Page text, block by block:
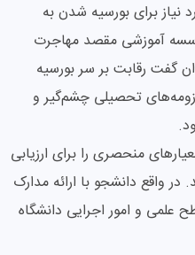
برای بورسیه شدن به
آموزشی مقصد مهاجرت
گفت رقابت بر سر بورسیه
تحصیلی چشم‌گیر و
منحصری را برای ارزیابی
واقع دانشجو با ارائه مدارک
علمی و امور اجرایی دانشگاه